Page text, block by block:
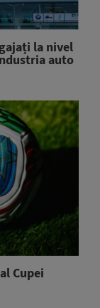
la nivel
auto
Cupei